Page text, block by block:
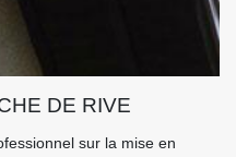
DE RIVE
sur la mise en